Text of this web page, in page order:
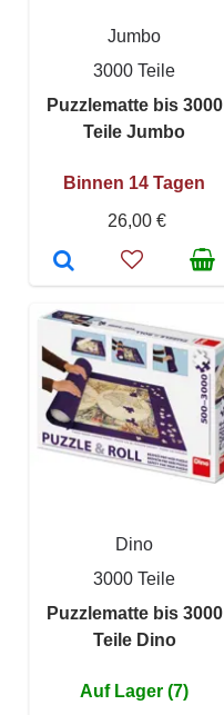
Jumbo
3000 Teile
Puzzlematte bis 3000
Teile Jumbo
Binnen 14 Tagen
26,00 €
Dino
3000 Teile
Puzzlematte bis 3000
Teile Dino
Auf Lager (7)